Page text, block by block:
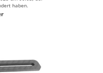
haben.